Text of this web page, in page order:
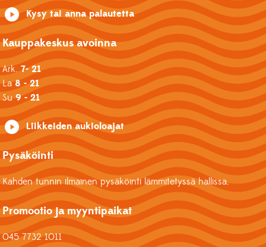
Kysy tai anna palautetta
Kauppakeskus avoinna
Ark.7- 21
La8 - 21
Su9 - 21
Liikkeiden aukioloajat
Pysäköinti
Kahden tunnin ilmainen pysäköinti lämmitetyssä hallissa.
Promootio ja myyntipaikat
045 7732 1011